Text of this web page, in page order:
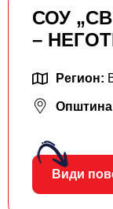
СОУ
–
Регион:
Види